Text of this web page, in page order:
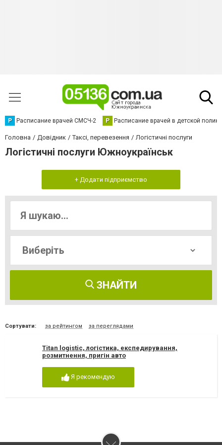
Р Расписание врачей СМСЧ-2 Р Расписание врачей в детской
Головна Довідник Таксі, перевезення Логістичні послуги
Логістичні послуги Южноукраїнськ
+ Додати підприємство
ЗНАЙТИ
Сортувати: за рейтингом за переглядами
Titan logistic, логістика, експедирування,
розмитнення, пригін авто
Я рекомендую